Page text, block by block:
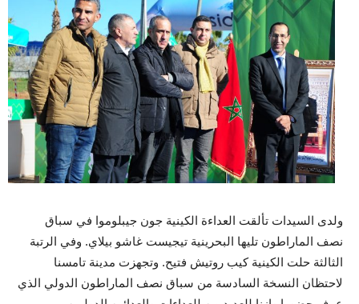
ولدى السيدات تألقت العداءة الكينية جون جيبلوموا في سباق
نصف الماراطون تليها البحرينية تيجيست غاشو بيلاي. وفي الرتبة
الثالثة حلت الكينية كيب روتيش فتيح. وتجهزت مدينة تامسنا
لاحتظان النسخة السادسة من سباق نصف الماراطون الدولي الذي